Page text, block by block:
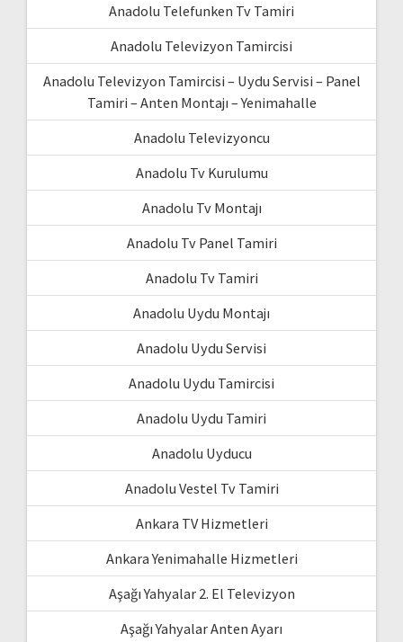
Anadolu Telefunken Tv Tamiri
Anadolu Televizyon Tamircisi
Anadolu Televizyon Tamircisi – Uydu Servisi – Panel
Tamiri – Anten Montajı – Yenimahalle
Anadolu Televizyoncu
Anadolu Tv Kurulumu
Anadolu Tv Montajı
Anadolu Tv Panel Tamiri
Anadolu Tv Tamiri
Anadolu Uydu Montajı
Anadolu Uydu Servisi
Anadolu Uydu Tamircisi
Anadolu Uydu Tamiri
Anadolu Uyducu
Anadolu Vestel Tv Tamiri
Ankara TV Hizmetleri
Ankara Yenimahalle Hizmetleri
Aşağı Yahyalar 2. El Televizyon
Aşağı Yahyalar Anten Ayarı